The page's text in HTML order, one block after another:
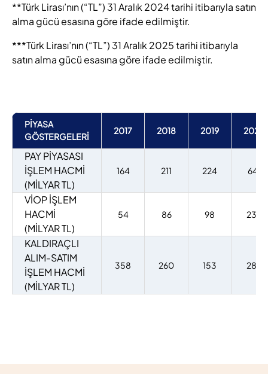
**Türk Lirası’nın (“TL”) 31 Aralık 2024 tarihi itibarıyla satın
alma gücü esasına göre ifade edilmiştir.
***Türk Lirası’nın (“TL”) 31 Aralık 2025 tarihi itibarıyla
satın alma gücü esasına göre ifade edilmiştir.
PİYASA
GÖSTERGELERİ
2017 2018 2019 2020
PAY PİYASASI
İŞLEM HACMİ
(MİLYAR TL)
164 211 224 641
VİOP İŞLEM
HACMİ
(MİLYAR TL)
54 86 98 234
KALDIRAÇLI
ALIM-SATIM
İŞLEM HACMİ
(MİLYAR TL)
358 260 153 283